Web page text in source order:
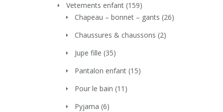
Vetements enfant (159)
Chapeau – bonnet – gants (26)
Chaussures & chaussons (2)
Jupe fille (35)
Pantalon enfant (15)
Pour le bain (11)
Pyjama (6)